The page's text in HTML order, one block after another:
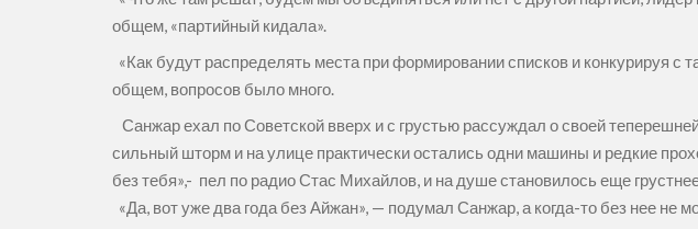
общем, «партийный кидала».
«Как будут распределять места при формировании списков и конкурируя
общем, вопросов было много.
Санжар ехал по Советской вверх и с грустью рассуждал о своей
сильный шторм и на улице практически остались одни машины и редкие
без тебя»,- пел по радио Стас Михайлов, и на душе становилось еще
«Да, вот уже два года без Айжан», — подумал Санжар, а когда-то без нее